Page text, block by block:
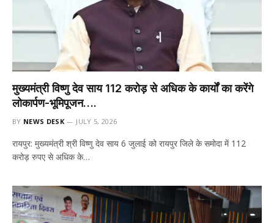
मुख्यमंत्री विष्णु देव साय 112 करोड़ से अधिक के कार्यों का करेंगे
लोकार्पण-भूमिपूजन….
BY NEWS DESK JULY 5, 2026
रायपुर: मुख्यमंत्री श्री विष्णु देव साय 6 जुलाई को रायपुर जिले के समोदा में 112
करोड़ रुपए से अधिक के…